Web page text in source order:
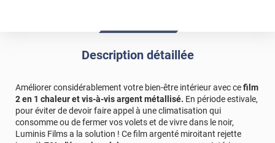
*****
Il y a 390 jours
Commentaire Luminis Films-14/07/2025
Bonjour Philippe, Merci pour votre avis ! C’est un
plaisir de savoir que le film est à la hauteur de vos
Description détaillée
Améliorer considérablement votre bien-être intérieur avec cefilm
2 en 1 chaleur et vis-à-vis argent métallisé. En période estivale,
pour éviter de devoir faire appel à une climatisation qui
consomme ou de fermer vos volets et de vivre dans le noir,
Luminis Films a la solution ! Ce film argenté miroitant rejette